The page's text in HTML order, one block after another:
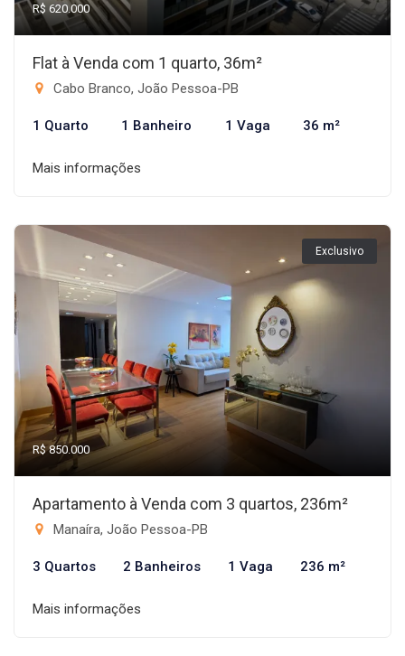
R$ 620.000
Flat à Venda com 1 quarto, 36m²
Cabo Branco, João Pessoa-PB
1 Quarto 1 Banheiro 1 Vaga 36 m²
Mais informações
Exclusivo
R$ 850.000
Apartamento à Venda com 3 quartos, 236m²
Manaíra, João Pessoa-PB
3 Quartos 2 Banheiros 1 Vaga 236 m²
Mais informações